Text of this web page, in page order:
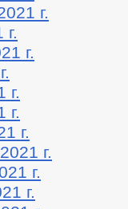
г.
г.
г.
г.
г.
г.
г.
г.